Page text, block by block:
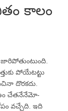
కాలం
పోయేటట్టు
దొరకదు.
చేతనేనేమో-
వచ్చేది. ఇది